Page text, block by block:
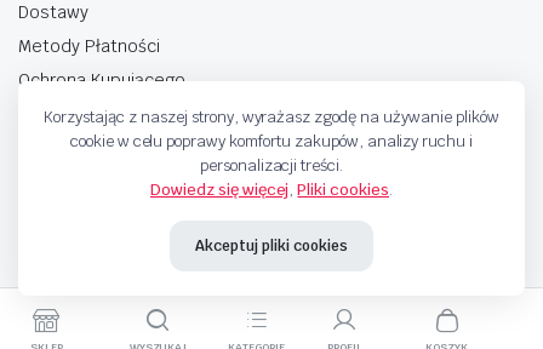
Dostawy
Metody Płatności
Ochrona Kupującego
Metody Płatnosci
Korzystając z naszej strony, wyrażasz zgodę na używanie plików
cookie w celu poprawy komfortu zakupów, analizy ruchu i
personalizacji treści.
Dowiedz się więcej,Pliki cookies.
Akceptuj pliki cookies